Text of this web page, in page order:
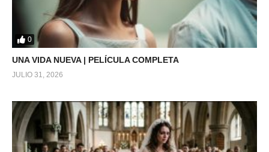
0
UNA VIDA NUEVA | PELÍCULA COMPLETA
JULIO 31, 2026